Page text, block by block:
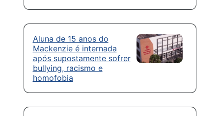
Aluna de 15 anos do
Mackenzie é internada
após supostamente sofrer
bullying, racismo e
homofobia